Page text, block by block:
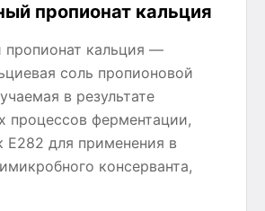
пропионат кальция
пропионат кальция —
соль пропионовой
в результате
процессов ферментации,
E282 для применения в
консерванта,